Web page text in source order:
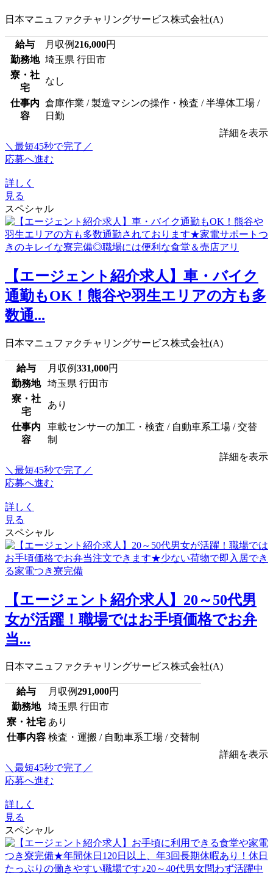
日本マニュファクチャリングサービス株式会社(A)
給与 月収例216,000円
勤務地 埼玉県 行田市
寮・社
宅
なし
仕事内
容
倉庫作業 / 製造マシンの操作・検査 / 半導体工場 /
日勤
詳細を表示
＼最短45秒で完了／
応募へ進む
詳しく
見る
スペシャル
【エージェント紹介求人】車・バイク
通勤もOK！熊谷や羽生エリアの方も多
数通...
日本マニュファクチャリングサービス株式会社(A)
給与 月収例331,000円
勤務地
埼玉県 行田市
寮・社
宅
あり
仕事内
容
車載センサーの加工・検査 / 自動車系工場 / 交替
制
詳細を表示
＼最短45秒で完了／
応募へ進む
詳しく
見る
スペシャル
【エージェント紹介求人】20～50代男
女が活躍！職場ではお手頃価格でお弁
当...
日本マニュファクチャリングサービス株式会社(A)
給与 月収例291,000円
勤務地
埼玉県 行田市
寮・社宅 あり
仕事内容 検査・運搬 / 自動車系工場 / 交替制
詳細を表示
＼最短45秒で完了／
応募へ進む
詳しく
見る
スペシャル